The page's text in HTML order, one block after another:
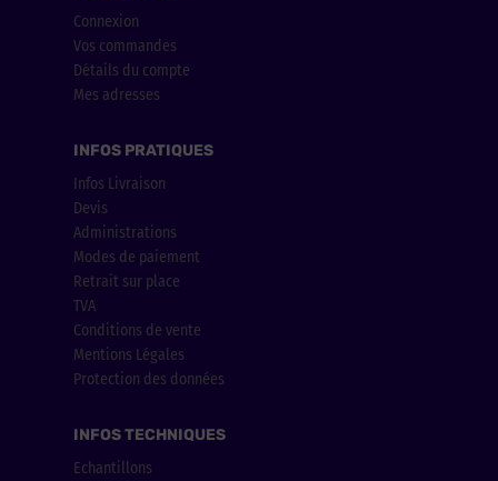
Connexion
Vos commandes
Détails du compte
Mes adresses
INFOS PRATIQUES
Infos Livraison
Devis
Administrations
Modes de paiement
Retrait sur place
TVA
Conditions de vente
Mentions Légales
Protection des données
INFOS TECHNIQUES
Echantillons